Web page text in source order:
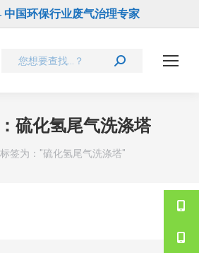
国环保行业废气治理专家
Search:
硫化氢尾气洗涤塔
签为："硫化氢尾气洗涤塔"